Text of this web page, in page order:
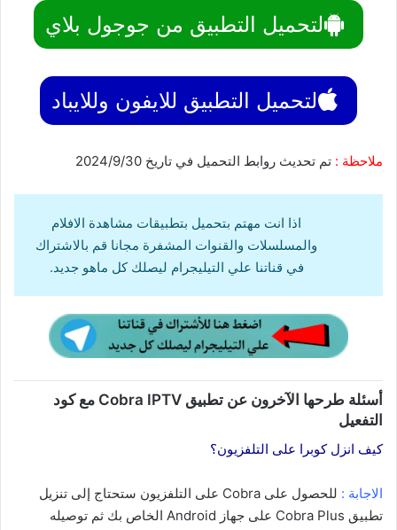
لتحميل التطبيق من جوجول بلاي
لتحميل التطبيق للايفون وللايباد
ملاحظة : تم تحديث روابط التحميل في تاريخ 2024/9/30
اذا انت مهتم بتحميل بتطبيقات مشاهدة الافلام
والمسلسلات والقنوات المشفرة مجانا قم بالاشتراك
في قناتنا علي التيليجرام ليصلك كل ماهو جديد.
أسئلة طرحها الآخرون عن تطبيق Cobra IPTV مع كود
التفعيل
كيف انزل كوبرا على التلفزيون؟
الاجابة :
للحصول على Cobra على التلفزيون ستحتاج إلى تنزيل
تطبيق Cobra Plus على جهاز Android الخاص بك ثم توصيله